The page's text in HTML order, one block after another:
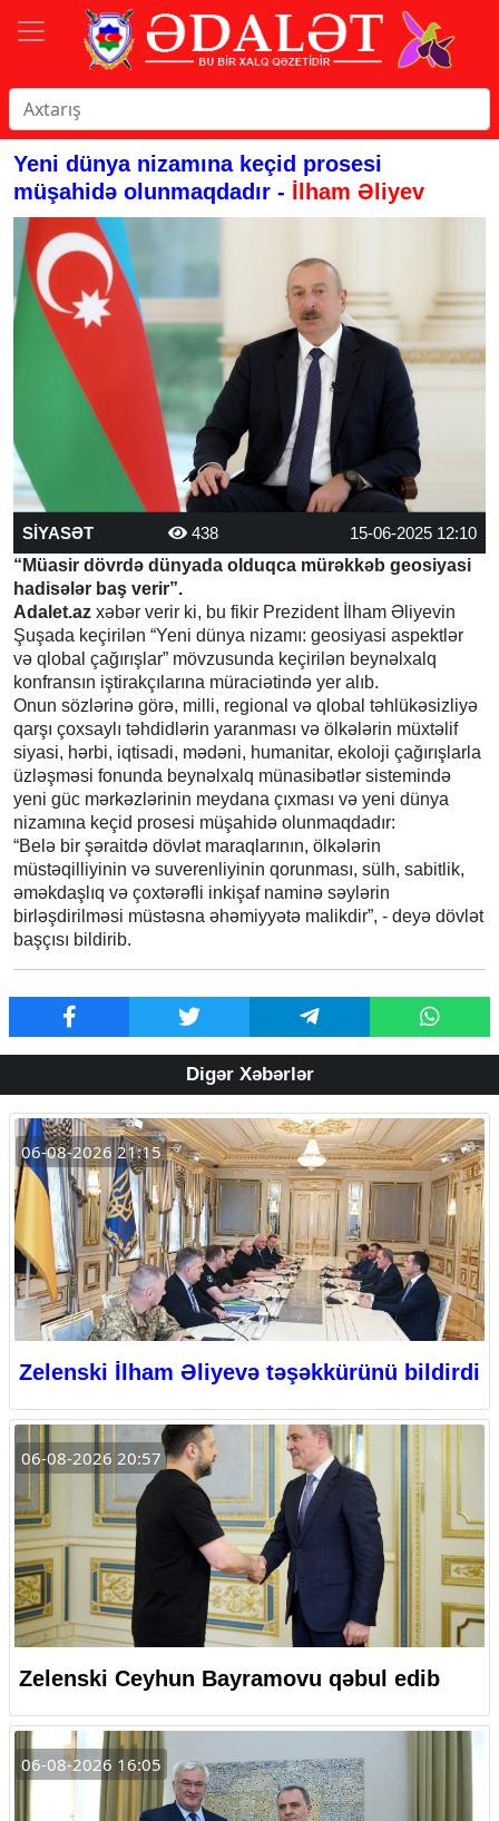
Yeni dünya nizamına keçid prosesi
müşahidə olunmaqdadır - İlham Əliyev
SİYASƏT 438
15-06-2025 12:10
“Müasir dövrdə dünyada olduqca mürəkkəb geosiyasi
hadisələr baş verir”.
Adalet.az xəbər verir ki, bu fikir Prezident İlham Əliyevin
Şuşada keçirilən “Yeni dünya nizamı: geosiyasi aspektlәr
və qlobal çağırışlar” mövzusunda keçirilən beynəlxalq
konfransın iştirakçılarına müraciətində yer alıb.
Onun sözlərinə görə, milli, regional və qlobal təhlükəsizliyə
qarşı çoxsaylı təhdidlərin yaranması və ölkələrin müxtəlif
siyasi, hərbi, iqtisadi, mədəni, humanitar, ekoloji çağırışlarla
üzləşməsi fonunda beynəlxalq münasibətlər sistemində
yeni güc mərkəzlərinin meydana çıxması və yeni dünya
nizamına keçid prosesi müşahidə olunmaqdadır:
“Belə bir şəraitdə dövlət maraqlarının, ölkələrin
müstəqilliyinin və suverenliyinin qorunması, sülh, sabitlik,
əməkdaşlıq və çoxtərəfli inkişaf naminə səylərin
birləşdirilməsi müstəsna əhəmiyyətə malikdir”, - deyə dövlət
başçısı bildirib.
Digər Xəbərlər
06-08-2026 21:15
Zelenski İlham Əliyevə təşəkkürünü bildirdi
06-08-2026 20:57
Zelenski Ceyhun Bayramovu qəbul edib
06-08-2026 16:05